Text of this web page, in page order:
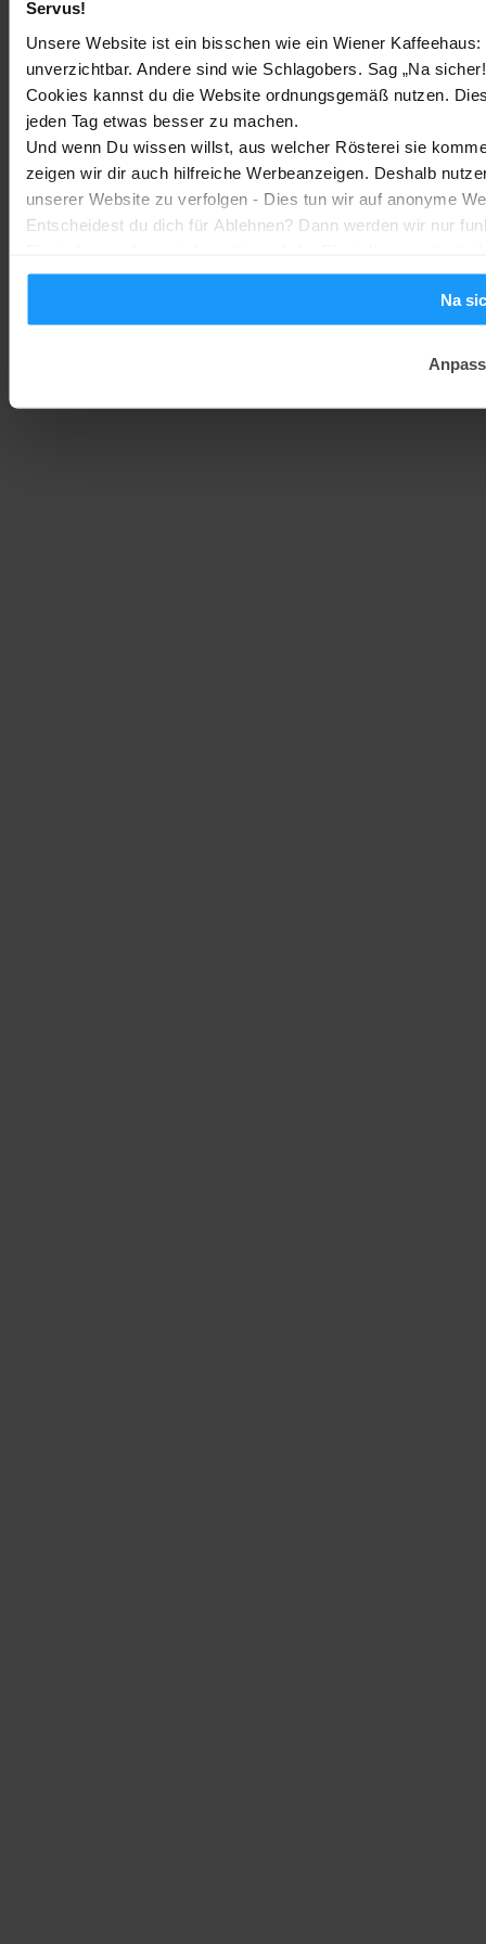
Servus!
Unsere Website ist ein bisschen wie ein Wiener
unverzichtbar. Andere sind wie Schlagobers. Sag „Na
Cookies kannst du die Website ordnungsgemäß nutzen.
jeden Tag etwas besser zu machen.
Und wenn Du wissen willst, aus welcher Rösterei sie
zeigen wir dir auch hilfreiche Werbeanzeigen. Deshalb
unserer Website zu verfolgen - Dies tun wir auf anonyme
Entscheidest du dich für Ablehnen? Dann werden wir nur
Na
Kopfhörern
Trends & Technologien - 2. August 2026
Homematic IP Kamera: Die neue Kamerafamilie im Überblick
Smarte Sicherheit -
MEHR LADEN